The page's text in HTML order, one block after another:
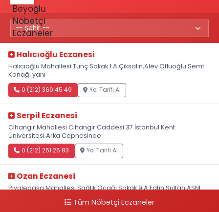
Halıcıoğlu Eczanesi
Halıcıoğlu Mahallesi Tunç Sokak 1 A Çıksalın,Alev Ofluoğlu Semt
Konağı yanı
0 (212) 369 45 49 Yol Tarifi Al
Serpil Eczanesi
Cihangir Mahallesi Cihangir Caddesi 37 İstanbul Kent
Üniversitesi Arka Cephesinde
0 (212) 251 26 83 Yol Tarifi Al
Ozan Eczanesi
Piyalepaşa Mahallesi Sağlık Ocağı Sokak 9 A Fatih Sultan ASM
Tüm Nöbetçi Eczaneler